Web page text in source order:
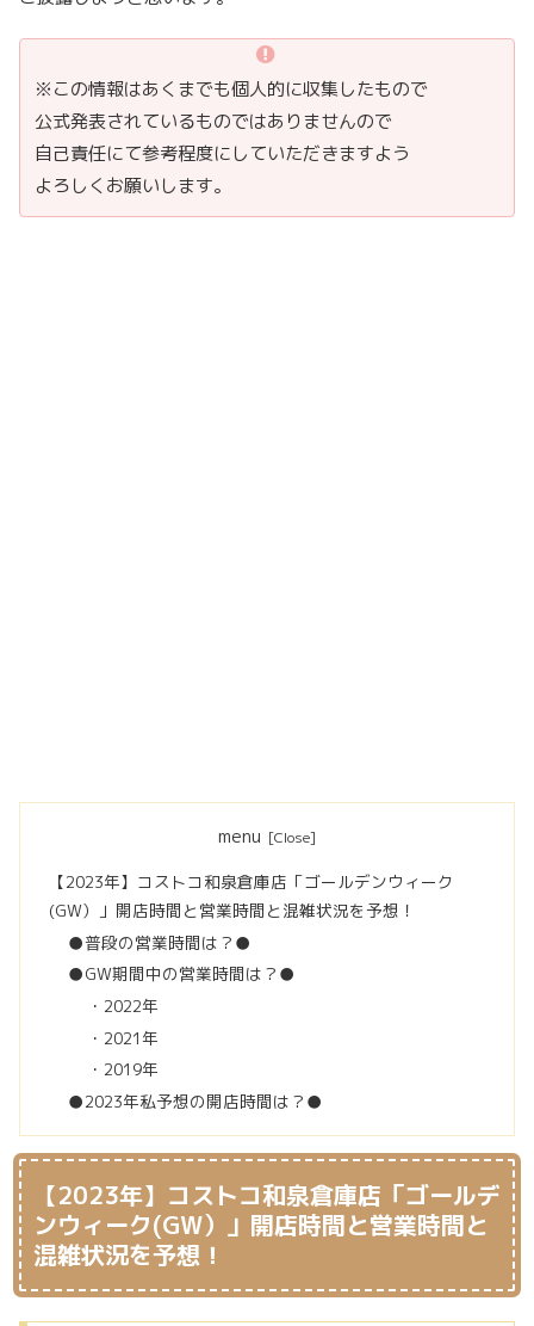
※この情報はあくまでも個人的に収集したもので
公式発表されているものではありませんので
自己責任にて参考程度にしていただきますよう
よろしくお願いします。
menu
【2023年】コストコ和泉倉庫店「ゴールデンウィーク
(GW）」開店時間と営業時間と混雑状況を予想！
●普段の営業時間は？●
●GW期間中の営業時間は？●
・2022年
・2021年
・2019年
●2023年私予想の開店時間は？●
【2023年】コストコ和泉倉庫店「ゴールデ
ンウィーク(GW）」開店時間と営業時間と
混雑状況を予想！